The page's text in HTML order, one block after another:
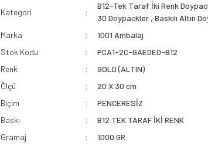
Kategori
B12-Tek Taraf İki Renk
30 Doypackler ,Baskılı Altın
Marka
1001 Ambalaj
Stok Kodu
PCA1-2C-GAE0E0-B12
Renk
GOLD (ALTIN)
Ölçü
20 X 30 cm
Biçim
PENCERESİZ
Baskı
B12 TEK TARAF İKİ RENK
Gramaj
1000 GR